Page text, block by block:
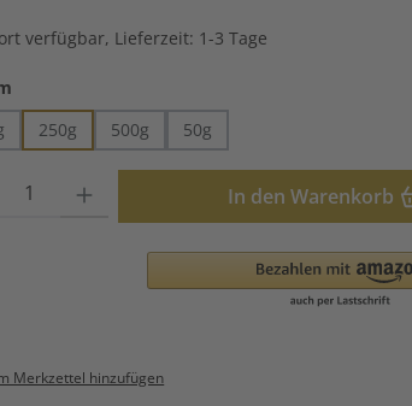
verfügbar, Lieferzeit: 1-3 Tage
250g 500g 50g
Anzahl: Gib den gewünschten Wert ein oder
In den Warenkorb
Merkzettel hinzufügen